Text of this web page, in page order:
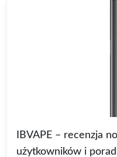
IBVAPE – recenzja
użytkowników i